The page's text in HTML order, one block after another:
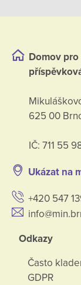
Domov
625 00
IČ: 711 55
Ukázat na
+420 547
Odkazy
Často
GDPR